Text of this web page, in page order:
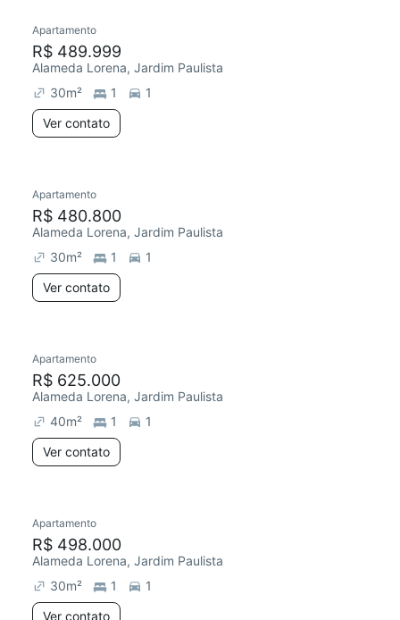
Redecorar
Apartamento
R$ 489.999
Alameda Lorena, Jardim Paulista
30m² 1
1
Ver contato
Redecorar
Apartamento
R$ 480.800
Alameda Lorena, Jardim Paulista
30m² 1
1
Ver contato
Apartamento
R$ 625.000
Alameda Lorena, Jardim Paulista
40m² 1
1
Ver contato
Redecorar
Apartamento
R$ 498.000
Alameda Lorena, Jardim Paulista
30m² 1
1
Ver contato